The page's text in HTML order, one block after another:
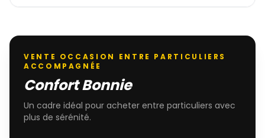
VENTE OCCASION ENTRE PARTICULIERS
ACCOMPAGNÉE
Confort Bonnie
Un cadre idéal pour acheter entre particuliers avec
plus de sérénité.